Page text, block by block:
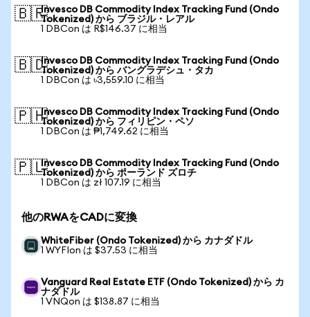
🇧🇷Invesco DB Commodity Index Tracking Fund (Ondo
Tokenized) から ブラジル・レアル
1 DBCon は R$146.37 に相当
🇧🇩Invesco DB Commodity Index Tracking Fund (Ondo
Tokenized) から バングラデシュ・タカ
1 DBCon は ৳3,559.10 に相当
🇵🇭Invesco DB Commodity Index Tracking Fund (Ondo
Tokenized) から フィリピン・ペソ
1 DBCon は ₱1,749.62 に相当
🇵🇱Invesco DB Commodity Index Tracking Fund (Ondo
Tokenized) から ポーランド ズロチ
1 DBCon は zł 107.19 に相当
他のRWAをCADに変換
WhiteFiber (Ondo Tokenized) から カナダドル
1 WYFIon は $37.53 に相当
Vanguard Real Estate ETF (Ondo Tokenized) から カ
ナダドル
1 VNQon は $138.87 に相当